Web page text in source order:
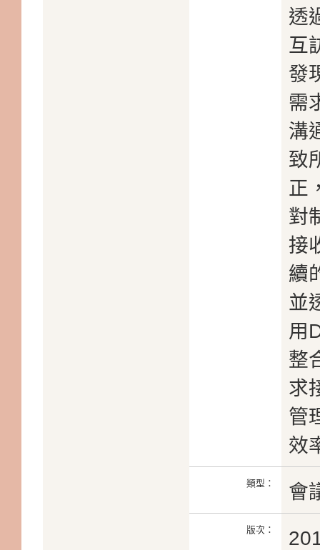
透
互
發
需
溝
致
正
對
接
續
並
用
整
求
管
效
類型： 會
版次：